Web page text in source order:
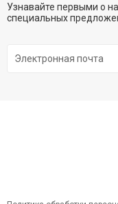
Узнавайте первыми о
специальных